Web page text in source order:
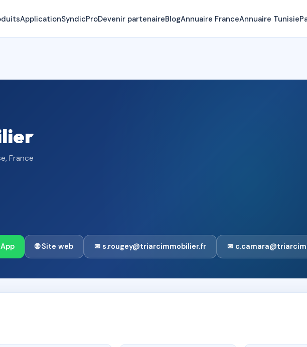
ApplicationSyndicProDevenir partenaireBlogAnnuaire FranceAnnuaire Tunisie
France
🌐 Site web ✉ s.rougey@triarcimmobilier.fr ✉